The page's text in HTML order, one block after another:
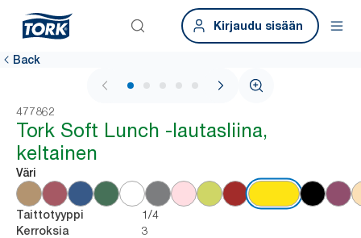
Kirjaudu sisään
Back
1 / 6
477862
Tork Soft Lunch -lautasliina,
keltainen
Väri
Taittotyyppi 1/4
Kerroksia 3